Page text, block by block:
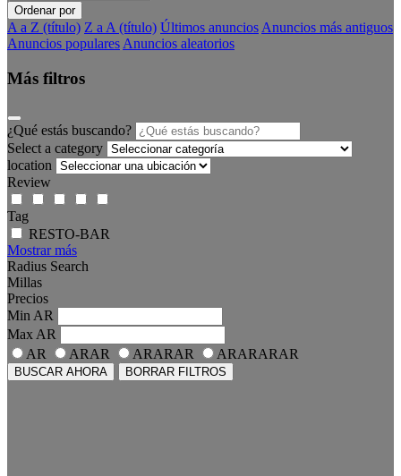
Ordenar por
A a Z (título) Z a A (título) Últimos anuncios Anuncios más antiguos
Anuncios populares Anuncios aleatorios
Más filtros
¿Qué estás buscando?
Select a category
location
Review
Tag
RESTO-BAR
Mostrar más
Radius Search
Millas
Precios
Min AR
Max AR
AR
ARAR ARARAR ARARARAR
BUSCAR AHORA BORRAR FILTROS